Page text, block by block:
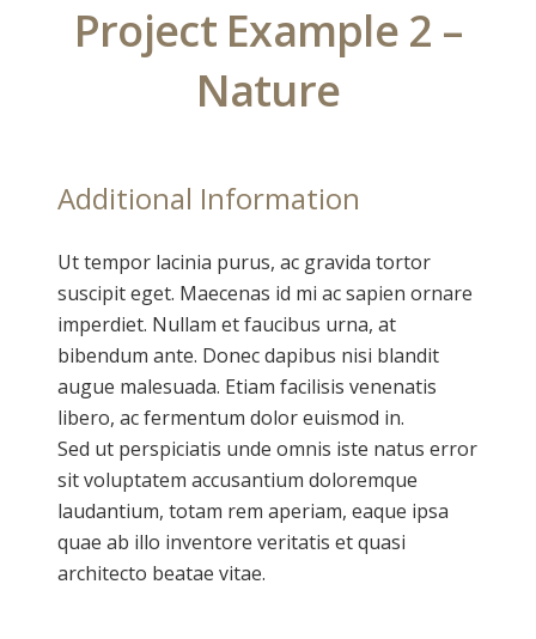
Project Example 2 –
Nature
Additional Information
Ut tempor lacinia purus, ac gravida tortor
suscipit eget. Maecenas id mi ac sapien ornare
imperdiet. Nullam et faucibus urna, at
bibendum ante. Donec dapibus nisi blandit
augue malesuada. Etiam facilisis venenatis
libero, ac fermentum dolor euismod in.
Sed ut perspiciatis unde omnis iste natus error
sit voluptatem accusantium doloremque
laudantium, totam rem aperiam, eaque ipsa
quae ab illo inventore veritatis et quasi
architecto beatae vitae.